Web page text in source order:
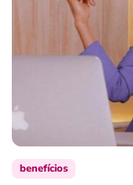
benefícios